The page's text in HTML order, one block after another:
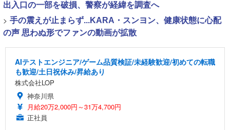
出入口の一部を破損、警察が経緯を調査へ
> 手の震えが止まらず...KARA・スンヨン、健康状態に心配
の声 思わぬ形でファンの動画が拡散
AIテストエンジニア/ゲーム品質検証/未経験歓迎/初めての転職
も歓迎/土日祝休み/昇給あり
株式会社LOP
神奈川県
月給20万2,000円～31万4,700円
正社員